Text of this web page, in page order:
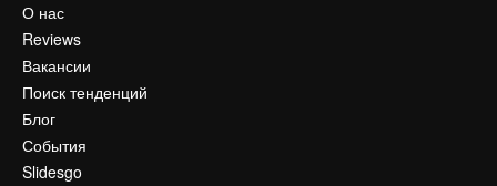
О нас
Reviews
Вакансии
Поиск тенденций
Блог
События
Slidesgo